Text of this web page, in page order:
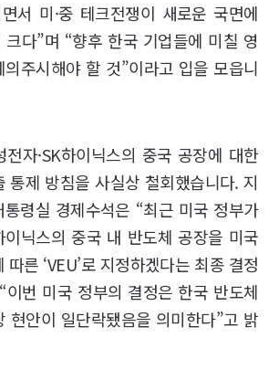
서 미·중 테크전쟁이 새로운 국면에
다”며 “향후 한국 기업들에 미칠 영
주시해야 할 것”이라고 입을 모읍니
자·SK하이닉스의 중국 공장에 대한
통제 방침을 사실상 철회했습니다. 지
령실 경제수석은 “최근 미국 정부가
이닉스의 중국 내 반도체 공장을 미국
른 ‘VEU’로 지정하겠다는 최종 결정
이번 미국 정부의 결정은 한국 반도체
현안이 일단락됐음을 의미한다”고 밝